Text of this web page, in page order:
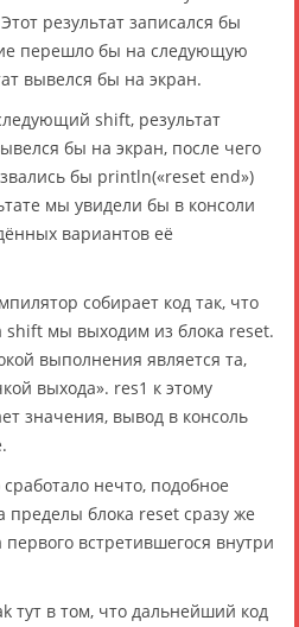
результат записался бы
перешло бы на следующую
вывелся бы на экран.
shift, результат
бы на экран, после чего
бы println(«reset end»)
мы увидели бы в консоли
вариантов её
собирает код так, что
shift мы выходим из блока reset.
выполнения является та,
выхода». res1 к этому
значения, вывод в консоль
нечто, подобное
пределы блока reset сразу же
встретившегося внутри
тут в том, что дальнейший код